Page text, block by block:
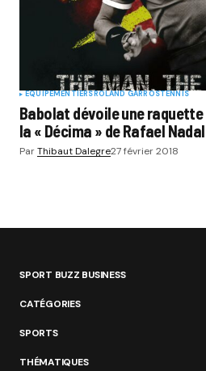
EQUIPEMENTIERSROLAND GARROSTENNIS
Babolat dévoile une
la « Décima » de Rafael
ParThibaut Dalegre27 février 2018
SPORT BUZZ BUSINESS
CATÉGORIES
SPORTS
THÉMATIQUES